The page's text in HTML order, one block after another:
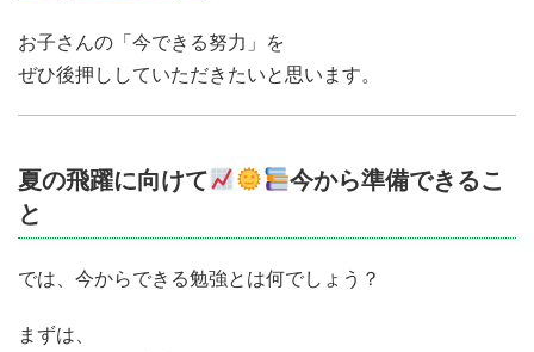
お子さんの「今できる努力」を
ぜひ後押ししていただきたいと思います。
夏の飛躍に向けて
今から準備できるこ
と
では、今からできる勉強とは何でしょう？
まずは、